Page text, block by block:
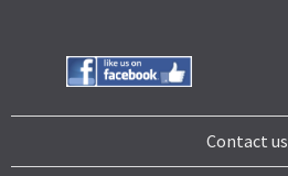
Contact us